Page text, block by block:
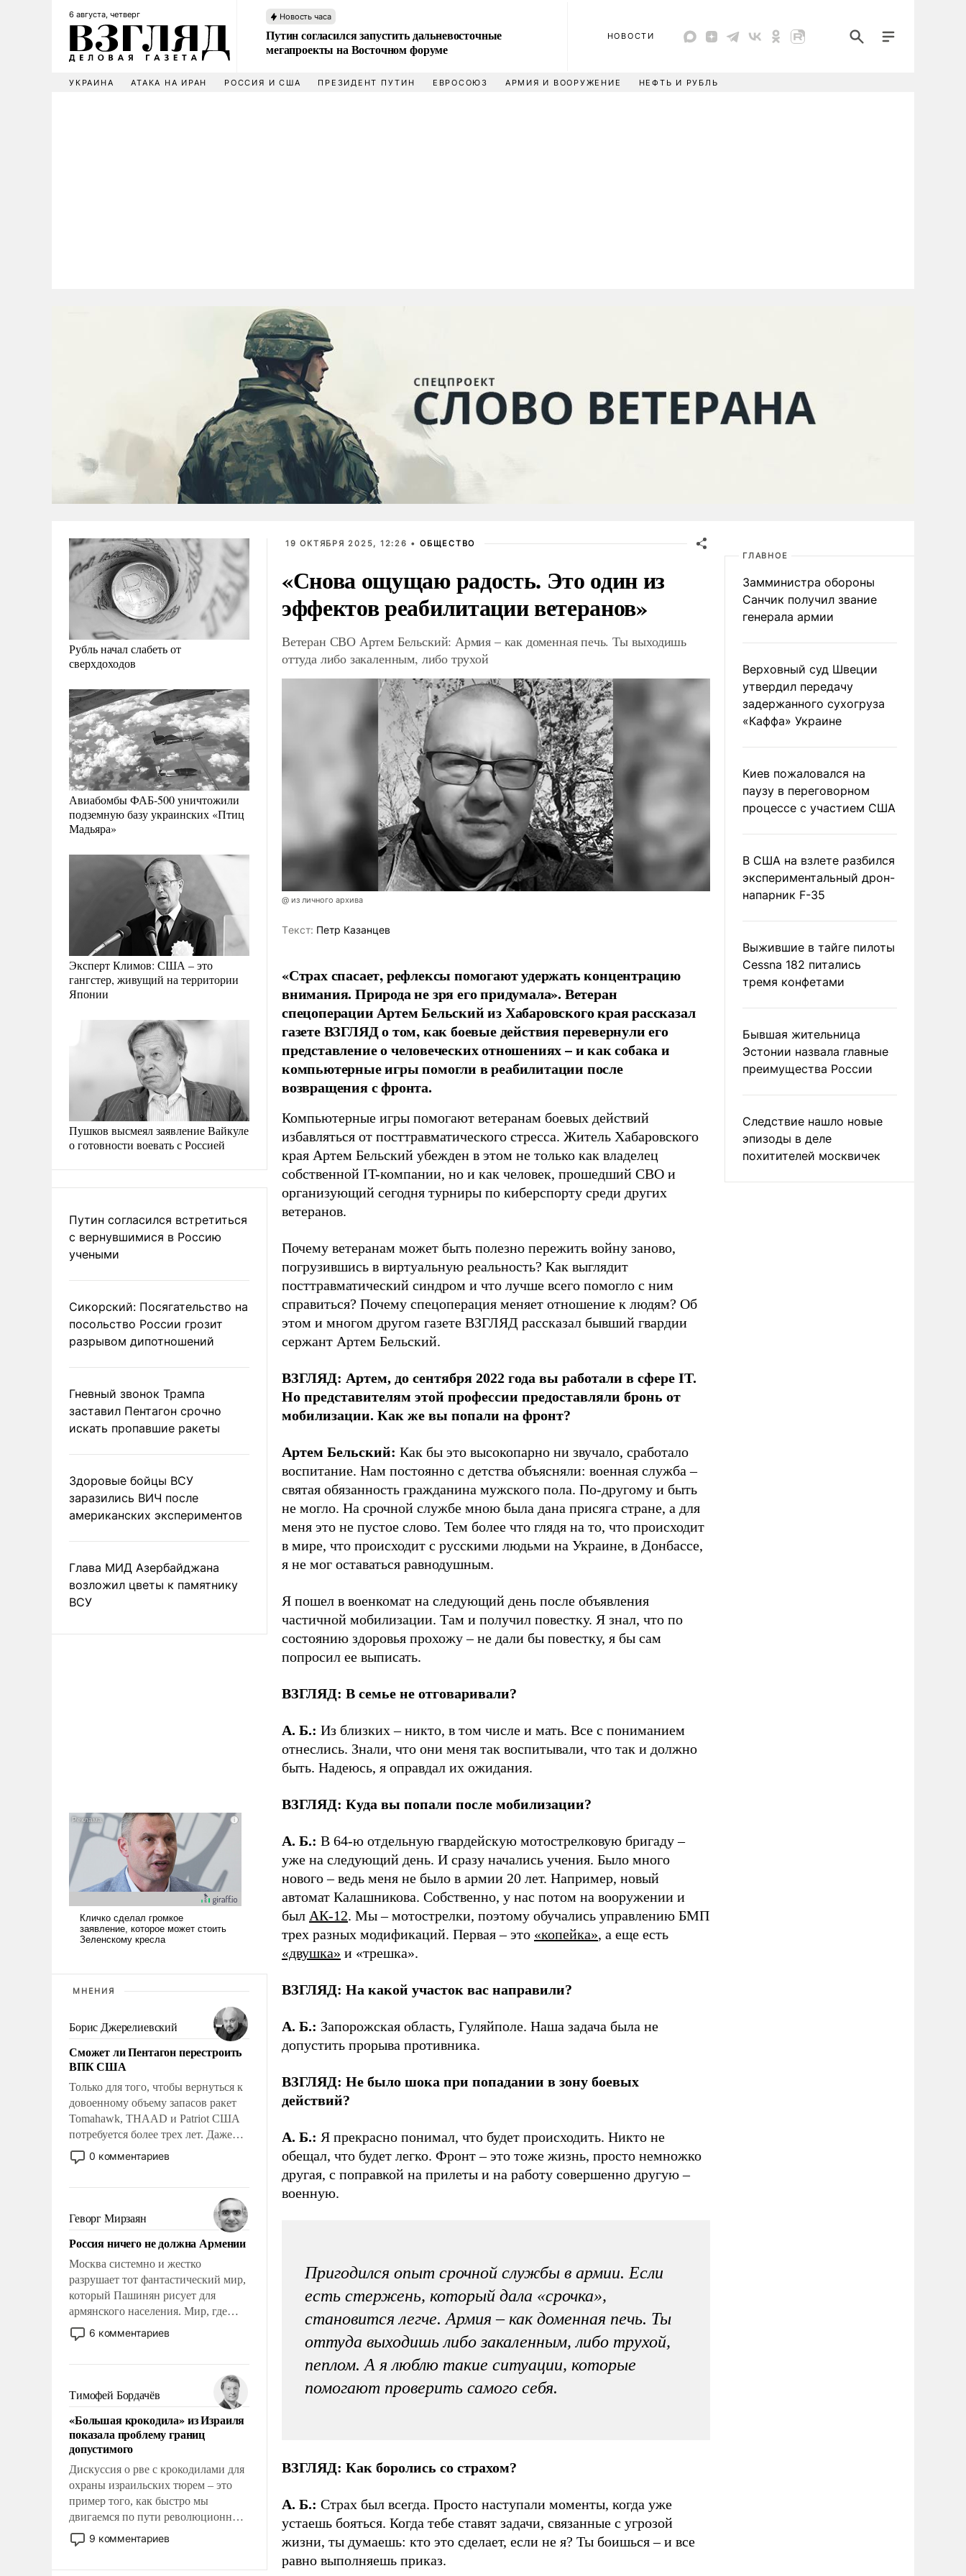
6 августа, четверг Новость часа
Путин согласился запустить дальневосточные
мегапроекты на Восточном форуме
НОВОСТИ
УКРАИНА АТАКА НА ИРАН РОССИЯ И США ПРЕЗИДЕНТ ПУТИН ЕВРОСОЮЗ АРМИЯ И ВООРУЖЕНИЕ НЕФТЬ И РУБЛЬ
Рубль начал слабеть от
сверхдоходов
Авиабомбы ФАБ-500 уничтожили
подземную базу украинских «Птиц
Мадьяра»
Эксперт Климов: США – это
гангстер, живущий на территории
Японии
Пушков высмеял заявление Вайкуле
о готовности воевать с Россией
Путин согласился встретиться
с вернувшимися в Россию
учеными
Сикорский: Посягательство на
посольство России грозит
разрывом дипотношений
Гневный звонок Трампа
заставил Пентагон срочно
искать пропавшие ракеты
Здоровые бойцы ВСУ
заразились ВИЧ после
американских экспериментов
Глава МИД Азербайджана
возложил цветы к памятнику
ВСУ
МНЕНИЯ
Борис Джерелиевский
Сможет ли Пентагон перестроить
ВПК США
Только для того, чтобы вернуться к
довоенному объему запасов ракет
Tomahawk, THAAD и Patriot США
потребуется более трех лет. Даже
небольшая война с Ираном
опустошила американские
уязвимости США, например, перед
Китаем.
0 комментариев
Геворг Мирзаян
Россия ничего не должна Армении
Москва системно и жестко
разрушает тот фантастический мир,
который Пашинян рисует для
армянского населения. Мир, где
этому населению все должны
просто по определению, где его
беспрекословно оплачиваться за
счет российских
налогоплательщиков и где за свои
поступки не нужно отвечать.
6 комментариев
Тимофей Бордачёв
«Большая крокодила» из Израиля
показала проблему границ
допустимого
Дискуссия о рве с крокодилами для
охраны израильских тюрем – это
пример того, как быстро мы
двигаемся по пути революционных
изменений. То, что несколько лет
назад было образом для
9 комментариев
19 ОКТЯБРЯ 2025, 12:26 • ОБЩЕСТВО
«Снова ощущаю радость. Это один из
эффектов реабилитации ветеранов»
Ветеран СВО Артем Бельский: Армия – как доменная печь. Ты выходишь
оттуда либо закаленным, либо трухой
@ из личного архива
Tекст: Петр Казанцев
«Страх спасает, рефлексы помогают удержать концентрацию
внимания. Природа не зря его придумала». Ветеран
спецоперации Артем Бельский из Хабаровского края рассказал
газете ВЗГЛЯД о том, как боевые действия перевернули его
представление о человеческих отношениях – и как собака и
компьютерные игры помогли в реабилитации после
возвращения с фронта.
Компьютерные игры помогают ветеранам боевых действий
избавляться от посттравматического стресса. Житель Хабаровского
края Артем Бельский убежден в этом не только как владелец
собственной IT-компании, но и как человек, прошедший СВО и
организующий сегодня турниры по киберспорту среди других
ветеранов.
Почему ветеранам может быть полезно пережить войну заново,
погрузившись в виртуальную реальность? Как выглядит
посттравматический синдром и что лучше всего помогло с ним
справиться? Почему спецоперация меняет отношение к людям? Об
этом и многом другом газете ВЗГЛЯД рассказал бывший гвардии
сержант Артем Бельский.
ВЗГЛЯД: Артем, до сентября 2022 года вы работали в сфере IT.
Но представителям этой профессии предоставляли бронь от
мобилизации. Как же вы попали на фронт?
Артем Бельский: Как бы это высокопарно ни звучало, сработало
воспитание. Нам постоянно с детства объясняли: военная служба –
святая обязанность гражданина мужского пола. По-другому и быть
не могло. На срочной службе мною была дана присяга стране, а для
меня это не пустое слово. Тем более что глядя на то, что происходит
в мире, что происходит с русскими людьми на Украине, в Донбассе,
я не мог оставаться равнодушным.
Я пошел в военкомат на следующий день после объявления
частичной мобилизации. Там и получил повестку. Я знал, что по
состоянию здоровья прохожу – не дали бы повестку, я бы сам
попросил ее выписать.
ВЗГЛЯД: В семье не отговаривали?
А. Б.: Из близких – никто, в том числе и мать. Все с пониманием
отнеслись. Знали, что они меня так воспитывали, что так и должно
быть. Надеюсь, я оправдал их ожидания.
ВЗГЛЯД: Куда вы попали после мобилизации?
А. Б.: В 64-ю отдельную гвардейскую мотострелковую бригаду –
уже на следующий день. И сразу начались учения. Было много
нового – ведь меня не было в армии 20 лет. Например, новый
автомат Калашникова. Собственно, у нас потом на вооружении и
был АК-12. Мы – мотострелки, поэтому обучались управлению БМП
трех разных модификаций. Первая – это «копейка», а еще есть
«двушка» и «трешка».
ВЗГЛЯД: На какой участок вас направили?
А. Б.: Запорожская область, Гуляйполе. Наша задача была не
допустить прорыва противника.
ВЗГЛЯД: Не было шока при попадании в зону боевых
действий?
А. Б.: Я прекрасно понимал, что будет происходить. Никто не
обещал, что будет легко. Фронт – это тоже жизнь, просто немножко
другая, с поправкой на прилеты и на работу совершенно другую –
военную.
Пригодился опыт срочной службы в армии. Если
есть стержень, который дала «срочка»,
становится легче. Армия – как доменная печь. Ты
оттуда выходишь либо закаленным, либо трухой,
пеплом. А я люблю такие ситуации, которые
помогают проверить самого себя.
ВЗГЛЯД: Как боролись со страхом?
А. Б.: Страх был всегда. Просто наступали моменты, когда уже
устаешь бояться. Когда тебе ставят задачи, связанные с угрозой
жизни, ты думаешь: кто это сделает, если не я? Ты боишься – и все
равно выполняешь приказ.
ГЛАВНОЕ
Замминистра обороны
Санчик получил звание
генерала армии
Верховный суд Швеции
утвердил передачу
задержанного сухогруза
«Каффа» Украине
Киев пожаловался на
паузу в переговорном
процессе с участием США
В США на взлете разбился
экспериментальный дрон-
напарник F-35
Выжившие в тайге пилоты
Cessna 182 питались
тремя конфетами
Бывшая жительница
Эстонии назвала главные
преимущества России
Следствие нашло новые
эпизоды в деле
похитителей москвичек